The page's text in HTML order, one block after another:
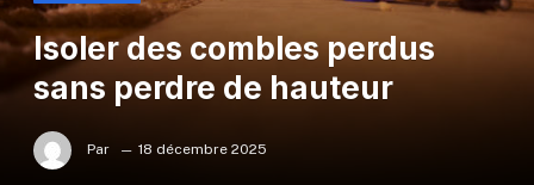
Isoler des combles perdus
sans perdre de hauteur
Par 18 décembre 2025